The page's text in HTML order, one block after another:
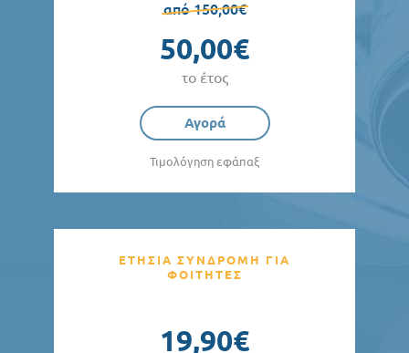
από 150,00€
50,00€
το έτος
Αγορά
Τιμολόγηση εφάπαξ
ΕΤΗΣΙΑ ΣΥΝΔΡΟΜΗ ΓΙΑ
ΦΟΙΤΗΤΕΣ
19,90€